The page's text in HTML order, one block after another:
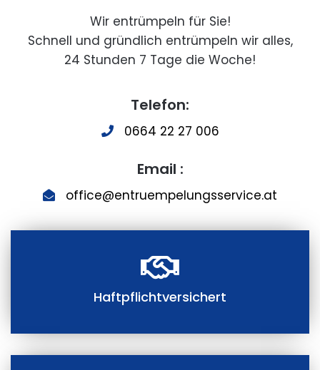
Wir entrümpeln für Sie!
Schnell und gründlich entrümpeln wir alles,
24 Stunden 7 Tage die Woche!
Telefon:
0664 22 27 006
Email :
office@entruempelungsservice.at
Haftpflichtversichert